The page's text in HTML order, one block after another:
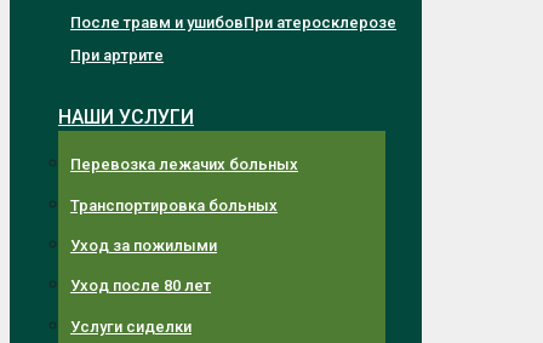
После травм и ушибовПри атеросклерозе
При артрите
НАШИ УСЛУГИ
Перевозка лежачих больных
Транспортировка больных
Уход за пожилыми
Уход после 80 лет
Услуги сиделки